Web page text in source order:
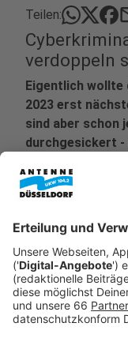
Teilen:
verdoppeln
Eigentlich wollte
2023 erst
sind aber schon
durchgesickert -
Veröffentlicht:
Die Schäden
innerhalb eines
verdoppelt - auf
die aufhorchen